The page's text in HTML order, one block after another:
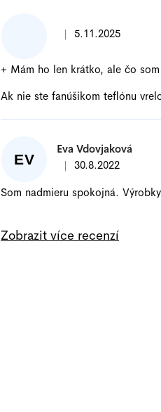
n
Hodnotenie
| 5.11.2025
+ Mám ho len krátko, ale čo
Ak nie ste fanúšikom teflónu
EV
Eva Vdovjaková
Hodnotenie
| 30.8.2022
Som nadmieru spokojná.
Zobrazit více recenzí